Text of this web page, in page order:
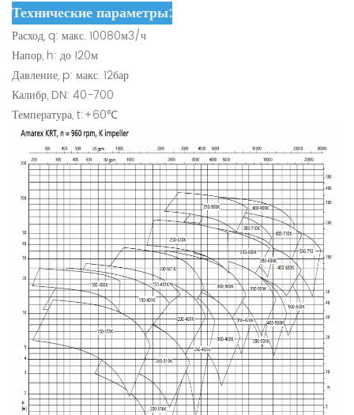
Технические параметры:
Расход, q: макс. 10080м3/ч
Напор, h: до 120м
Давление, p: макс. 12бар
Калибр, DN: 40-700
Температура, t:+60℃